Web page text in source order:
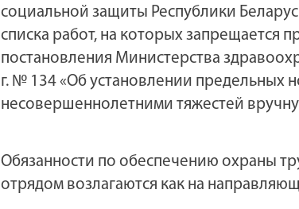
социальной защиты Республики
списка работ, на которых запрещается
постановления Министерства
г. № 134 «Об установлении
несовершеннолетними тяжестей
Обязанности по обеспечению охраны
отрядом возлагаются как на